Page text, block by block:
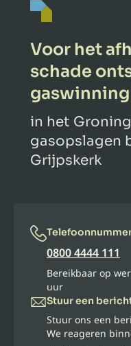
Voor het
schade
gaswinning
in het
gasopslagen
Grijpskerk
0800 4444 111
Bereikbaar op
uur
Stuur een
Stuur ons een
We reageren